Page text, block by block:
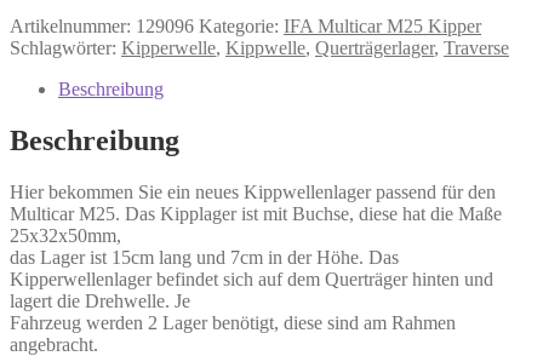
Artikelnummer: 129096 Kategorie: IFA Multicar M25 Kipper
Schlagwörter: Kipperwelle, Kippwelle, Querträgerlager, Traverse
Beschreibung
Beschreibung
Hier bekommen Sie ein neues Kippwellenlager passend für den
Multicar M25. Das Kipplager ist mit Buchse, diese hat die Maße
25x32x50mm,
das Lager ist 15cm lang und 7cm in der Höhe. Das
Kipperwellenlager befindet sich auf dem Querträger hinten und
lagert die Drehwelle. Je
Fahrzeug werden 2 Lager benötigt, diese sind am Rahmen
angebracht.